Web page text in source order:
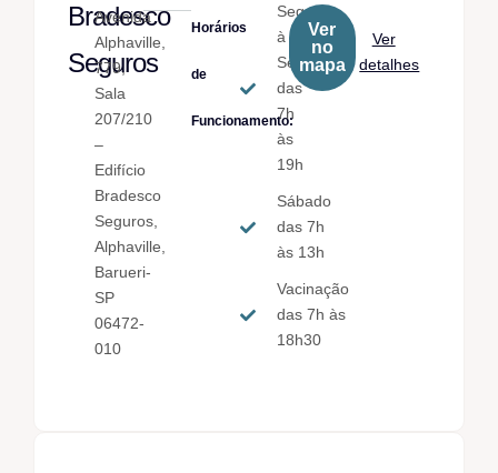
Bradesco
Seguros
Avenida
Alphaville,
779,
Sala
207/210
–
Edifício
Bradesco
Seguros,
Alphaville,
Barueri-
SP
06472-
010
Horários
de
Funcionamento:
Seg.
à
Sex.
das
7h
às
19h
Sábado
das 7h
às 13h
Vacinação
das 7h às
18h30
Ver
no
mapa
Ver
detalhes